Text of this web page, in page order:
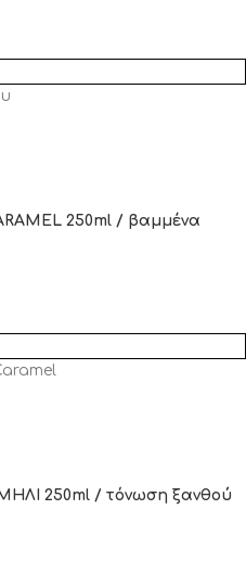
250ml / βαμμένα
250ml / τόνωση ξανθού